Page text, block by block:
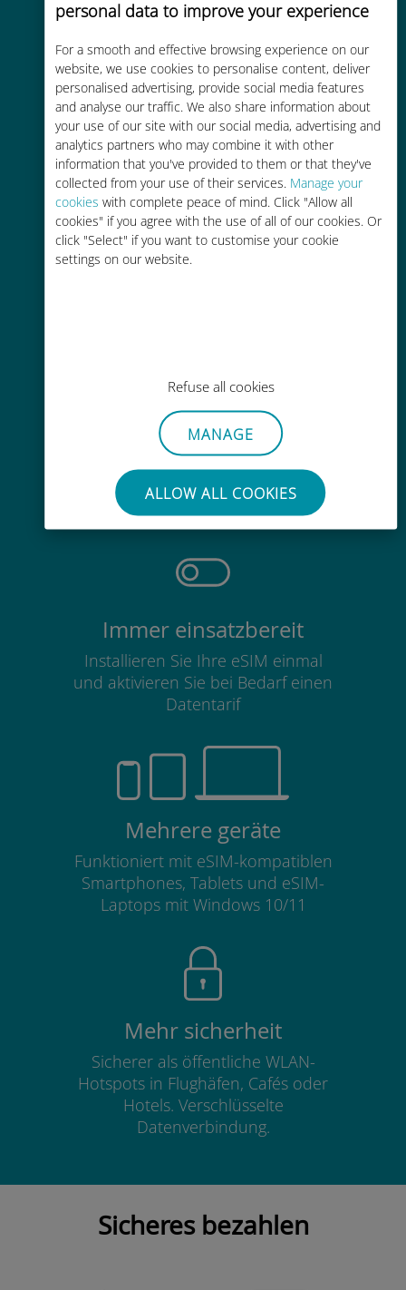
personal data to improve your experience
For a smooth and effective browsing experience on our
website, we use cookies to personalise content, deliver
personalised advertising, provide social media features
and analyse our traffic. We also share information about
your use of our site with our social media, advertising and
analytics partners who may combine it with other
information that you've provided to them or that they've
collected from your use of their services. Manage your
cookies with complete peace of mind. Click "Allow all
cookies" if you agree with the use of all of our cookies. Or
click "Select" if you want to customise your cookie
settings on our website.
Refuse all cookies
MANAGE
ALLOW ALL COOKIES
Kostengünstig
Bis zu 90 % günstiger als Roaming-
Gebühren bei Ihrem bisherigen
Anbieter
Einfaches Aufladen
Mühelos
Sie müssen Ihre bestehende SIM-
Karte nicht entfernen
Immer einsatzbereit
Installieren Sie Ihre eSIM einmal
und aktivieren Sie bei Bedarf einen
Datentarif
Mehrere geräte
Funktioniert mit eSIM-kompatiblen
Smartphones, Tablets und eSIM-
Laptops mit Windows 10/11
Mehr sicherheit
Sicherer als öffentliche WLAN-
Hotspots in Flughäfen, Cafés oder
Hotels. Verschlüsselte
Datenverbindung.
Sicheres bezahlen